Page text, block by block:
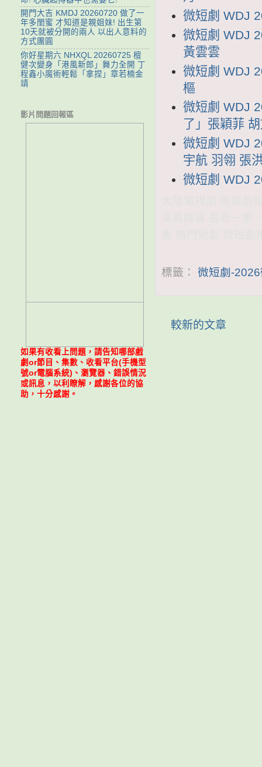
微短劇 WDJ
微短劇 WDJ
黃雲雲
微短劇 WDJ
樞
微短劇 WDJ
了」張穎菲
微短劇 WDJ
宇航 羽翎 張
微短劇 WDJ
標籤： 微短劇-
較新的文章
開門大吉 KMDJ 20260720 做了一
年多閨蜜 才知道是親姐妹! 出生第
10天就被分開的兩人 以出人意料的
方式團圓
你好星期六 NHXQL 20260725 檀
健次變身「港風新郎」舞力全開 丁
程鑫小魔術輕鬆「拿捏」章若楠金
靖
影片問題回報區
如果有收看上問題，請告知哪部戲
劇or節目、集數、收看平台(手機型
號or電腦系統)、瀏覽器、錯誤情況
或訊息，以利瞭解，感謝各位的協
助，十分感謝。